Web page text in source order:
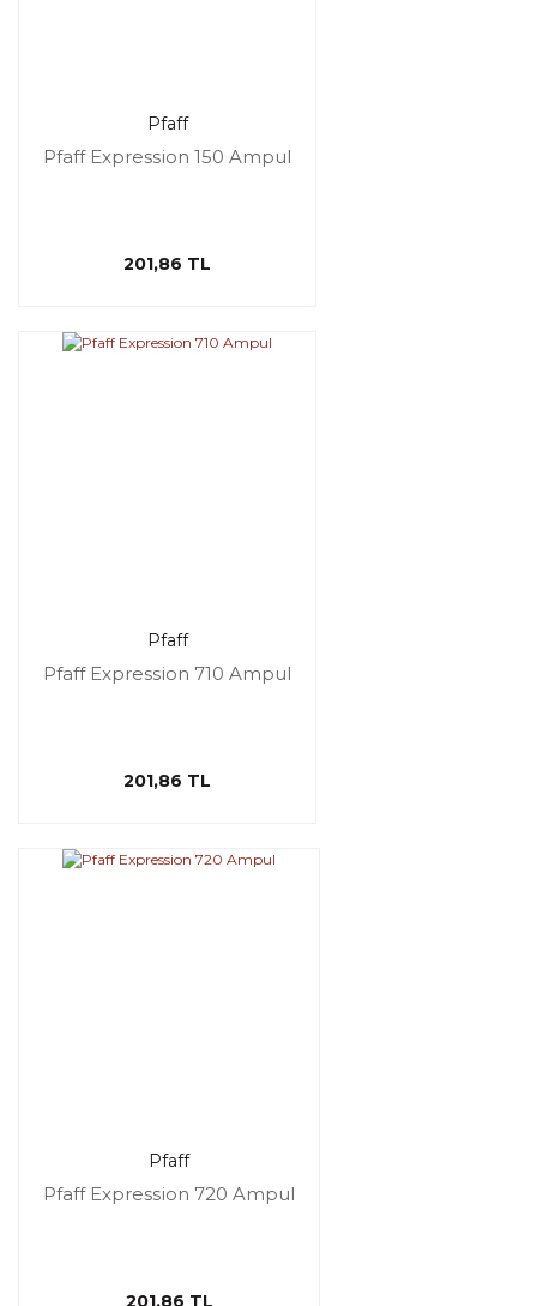
Pfaff
Pfaff Expression 150 Ampul
201,86 TL
Pfaff
Pfaff Expression 710 Ampul
201,86 TL
Pfaff
Pfaff Expression 720 Ampul
201,86 TL